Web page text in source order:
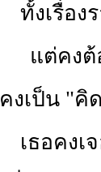
ทั้งเรื่อง
แต่คงต้
คงเป็น "คิ
เธอคงเ